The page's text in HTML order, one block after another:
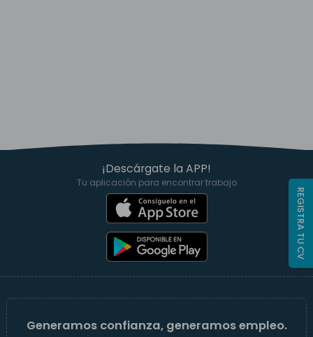
¡Descárgate la APP!
Tu aplicación para encontrar trabajo
Generamos confianza, generamos empleo.
REGISTRA TU CV